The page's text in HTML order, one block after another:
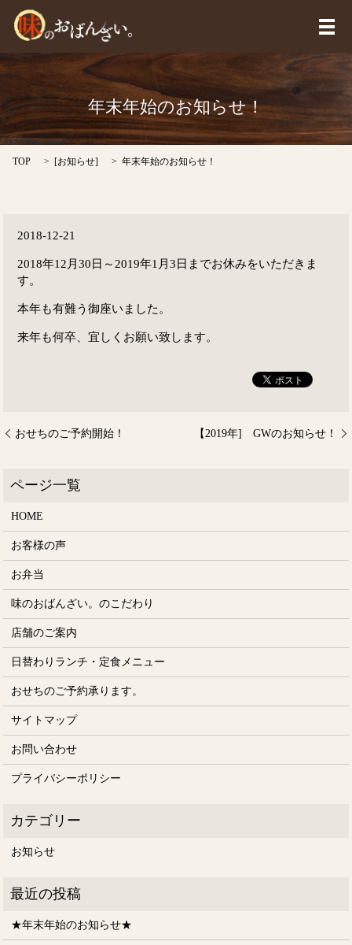
メ
年末年始のお知らせ！
TOP [お知らせ] 年末年始のお知らせ！
2018-12-21
2018年12月30日～2019年1月3日までお休みをいただきま
す。
本年も有難う御座いました。
来年も何卒、宜しくお願い致します。
おせちのご予約開始！ 【2019年] GWのお知らせ！
HOME
お客様の声
お弁当
味のおばんざい。のこだわり
店舗のご案内
日替わりランチ・定食メニュー
おせちのご予約承ります。
サイトマップ
お問い合わせ
プライバシーポリシー
お知らせ
★年末年始のお知らせ★